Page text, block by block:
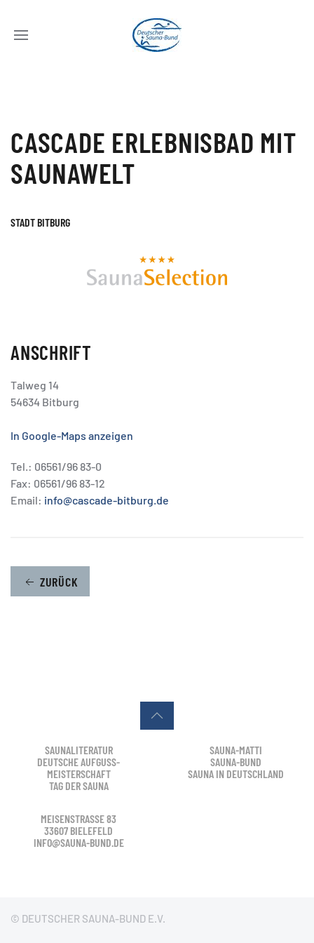
CASCADE ERLEBNISBAD MIT
SAUNAWELT
STADT BITBURG
ANSCHRIFT
Talweg 14
54634 Bitburg
In Google-Maps anzeigen
Tel.: 06561/96 83-0
Fax: 06561/96 83-12
Email: info@cascade-bitburg.de
ZURÜCK
SAUNALITERATUR
DEUTSCHE AUFGUSS-
MEISTERSCHAFT
TAG DER SAUNA
SAUNA-MATTI
SAUNA-BUND
SAUNA IN DEUTSCHLAND
MEISENSTRASSE 83
33607 BIELEFELD
INFO@SAUNA-BUND.DE
© DEUTSCHER SAUNA-BUND E.V.